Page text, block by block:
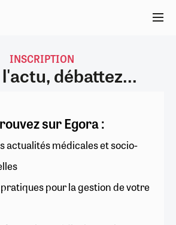
INSCRIPTION
débattez...
sur Egora :
actualités médicales et socio-
pour la gestion de votre